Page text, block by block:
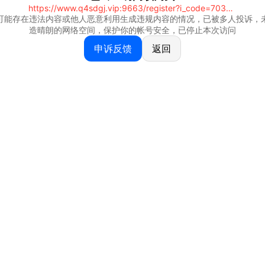
https://www.q4sdgj.vip:9663/register?i_code=70328081
能存在违法内容或他人恶意利用生成违规内容的情况，已被多人投诉，
造晴朗的网络空间，保护你的帐号安全，已停止本次访问
申诉反馈 返回